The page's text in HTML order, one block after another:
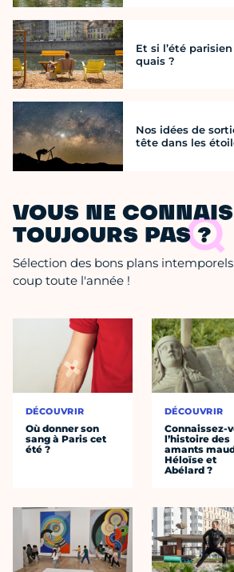
Et si l’été
quais ?
Nos idées de
tête dans les
VOUS NE
TOUJOURS PAS ?
Sélection des bons plans
coup toute l'année !
DÉCOUVRIR
Où donner son
sang à Paris cet
été ?
DÉCOUVRIR
Connaissez-
l’histoire des
amants
Héloïse et
Abélard ?